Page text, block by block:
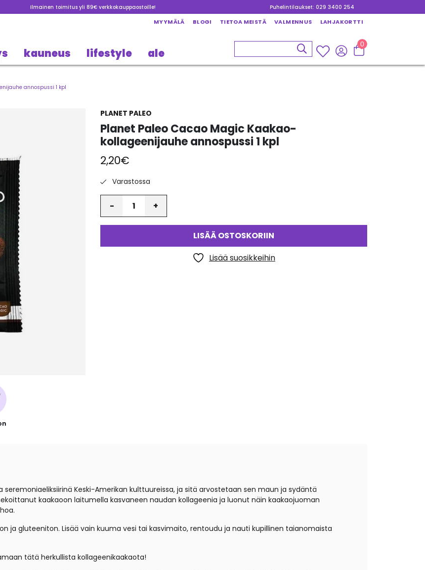
Ilmainen toimitus yli 89€ verkkokauppaostoille! Puhelintilaukset: 029 3400 254
MYYMÄLÄ BLOGI TIETOA MEISTÄ VALMENNUS LAHJAKORTTI
kauneus lifestyle ale
0
annospussi 1 kpl
PLANET PALEO
Planet Paleo Cacao Magic Kaakao-
kollageenijauhe annospussi 1 kpl
2,20€
Varastossa
LISÄÄ OSTOSKORIIN
Lisää suosikkeihin
Keski-Amerikan kulttuureissa, ja sitä arvostetaan sen maun ja sydäntä
kaakaoon laitumella kasvaneen naudan kollageenia ja luonut näin kaakaojuoman
ja gluteeniton. Lisää vain kuuma vesi tai kasvimaito, rentoudu ja nauti kupillinen taianomaista
tätä herkullista kollageenikaakaota!